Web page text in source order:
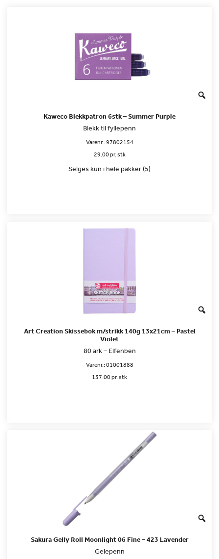
Kaweco Blekkpatron 6stk – Summer Purple
Blekk til fyllepenn
Varenr.:97802154
29.00 pr. stk
Selges kun i hele pakker (5)
Art Creation Skissebok m/strikk 140g 13x21cm – Pastel
Violet
80 ark – Elfenben
Varenr.:01001888
137.00 pr. stk
Sakura Gelly Roll Moonlight 06 Fine – 423 Lavender
Gelepenn